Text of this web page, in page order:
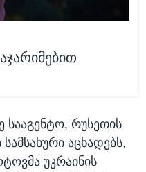
სააგენტო, რუსეთის
აცხადებს,
უკრაინის